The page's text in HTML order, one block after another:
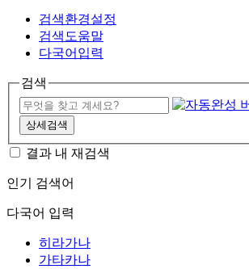
검색환경설정
검색도움말
다국어입력
검색
상세검색
결과 내 재검색
인기 검색어
다국어 입력
히라가나
가타카나